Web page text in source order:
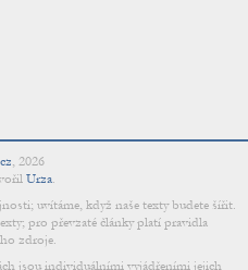
, 2026
Urza.
uvítáme, když naše texty budete šířit.
pro převzaté články platí pravidla
zdroje.
jsou individuálními vyjádřeními jejich